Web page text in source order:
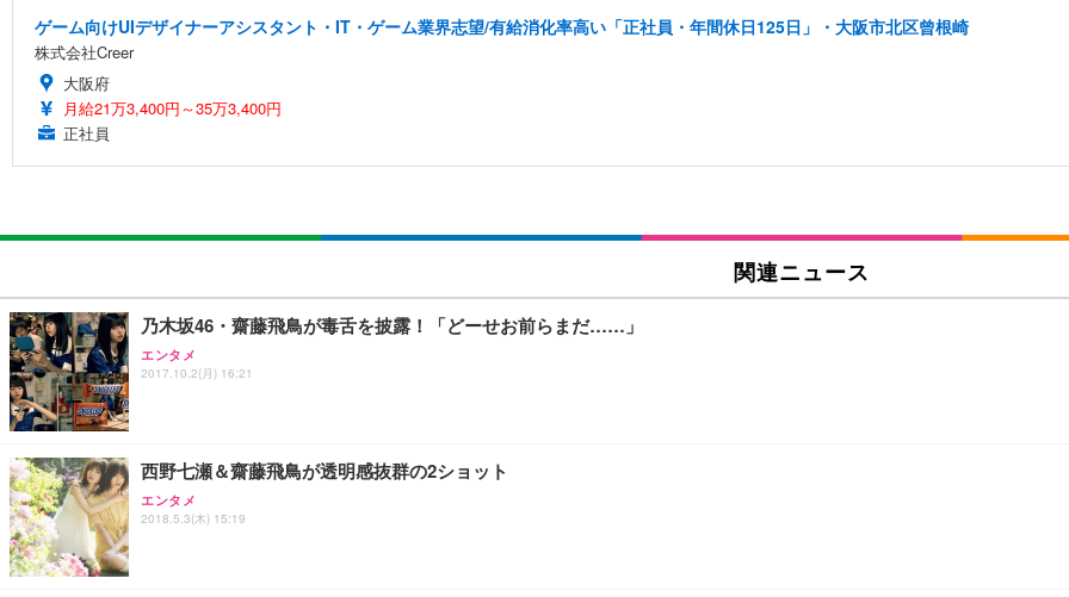
ゲーム向けUIデザイナーアシスタント・IT・ゲーム業界志望/有給消化率高い「正社員・年間休日125日」・大阪市北区曾根崎
株式会社Creer
大阪府
月給21万3,400円～35万3,400円
正社員
関連ニュース
乃木坂46・齋藤飛鳥が毒舌を披露！「どーせお前らまだ……」
エンタメ
2017.10.2(月) 16:21
西野七瀬＆齋藤飛鳥が透明感抜群の2ショット
エンタメ
2018.5.3(木) 15:19